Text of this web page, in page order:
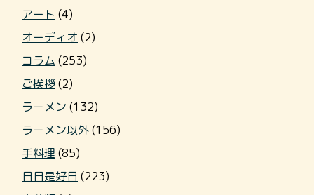
アート (4)
オーディオ (2)
コラム (253)
ご挨拶(2)
ラーメン (132)
ラーメン以外(156)
手料理 (85)
日日是好日 (223)